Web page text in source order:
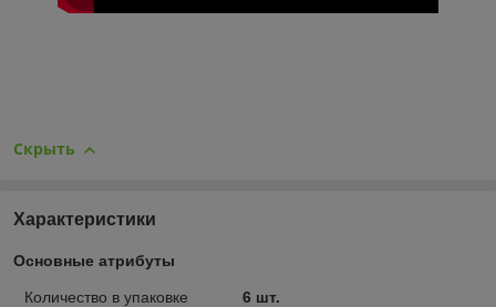
Скрыть
Характеристики
Основные атрибуты
Количество в упаковке 6 шт.